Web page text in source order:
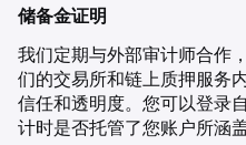
储备金证明
我们定期与外部审计师合作
们的交易所和链上质押服务
信任和透明度。您可以登录
计时是否托管了您账户所涵盖